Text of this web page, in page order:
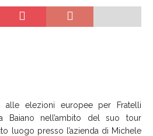
alle elezioni europee per Fratelli
Baiano nell’ambito del suo tour
luogo presso l’azienda di Michele